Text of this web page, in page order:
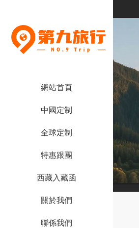
網站首頁
中國定制
全球定制
特惠跟團
西藏入藏函
關於我們
聯係我們